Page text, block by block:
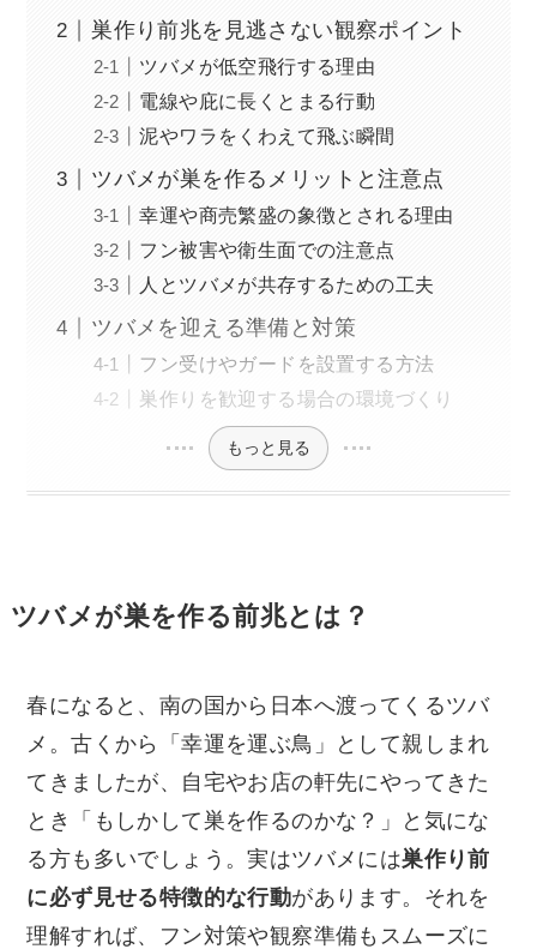
巣作り前兆を見逃さない観察ポイント
ツバメが低空飛行する理由
電線や庇に長くとまる行動
泥やワラをくわえて飛ぶ瞬間
ツバメが巣を作るメリットと注意点
幸運や商売繁盛の象徴とされる理由
フン被害や衛生面での注意点
人とツバメが共存するための工夫
ツバメを迎える準備と対策
フン受けやガードを設置する方法
巣作りを歓迎する場合の環境づくり
もっと見る
ツバメが巣を作る前兆とは？
春になると、南の国から日本へ渡ってくるツバ
メ。古くから「幸運を運ぶ鳥」として親しまれ
てきましたが、自宅やお店の軒先にやってきた
とき「もしかして巣を作るのかな？」と気にな
る方も多いでしょう。実はツバメには巣作り前
に必ず見せる特徴的な行動があります。それを
理解すれば、フン対策や観察準備もスムーズに